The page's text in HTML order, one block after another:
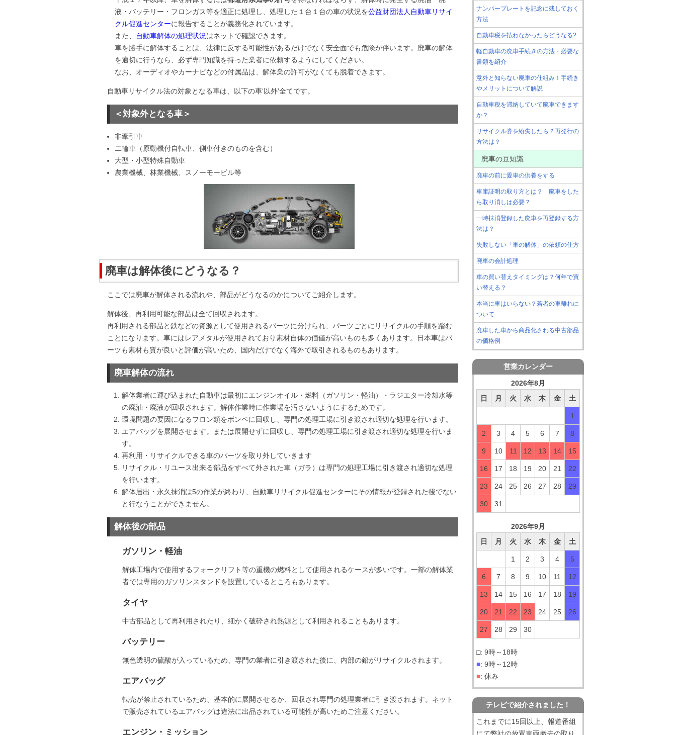
液・バッテリー・フロンガス等を適正に処理し、処理した１台１台の車の状況を公益財団法人自動車リサイ
クル促進センターに報告することが義務化されています。
また、
自動車解体の処理状況はネットで確認できます。
車を勝手に解体することは、法律に反する可能性があるだけでなく安全面でも危険が伴います。廃車の解体
を適切に行うなら、必ず専門知識を持った業者に依頼するようにしてください。
なお、オーディオやカーナビなどの付属品は、解体業の許可がなくても脱着できます。
自動車リサイクル法の対象となる車は、以下の車‘以外’全てです。
＜対象外となる車＞
非牽引車
二輪車（原動機付自転車、側車付きのものを含む）
大型・小型特殊自動車
農業機械、林業機械、スノーモービル等
廃車は解体後にどうなる？
ここでは廃車が解体される流れや、部品がどうなるのかについてご紹介します。
解体後、再利用可能な部品は全て回収されます。
再利用される部品と鉄などの資源として使用されるパーツに分けられ、パーツごとにリサイクルの手順を踏む
ことになります。車にはレアメタルが使用されており素材自体の価値が高いものも多くあります。日本車はパ
ーツも素材も質が良いと評価が高いため、国内だけでなく海外で取引されるものもあります。
廃車解体の流れ
解体業者に運び込まれた自動車は最初にエンジンオイル・燃料（ガソリン・軽油）・ラジエター冷却水等
の廃油・廃液が回収されます。解体作業時に作業場を汚さないようにするためです。
環境問題の要因になるフロン類をボンベに回収し、専門の処理工場に引き渡され適切な処理を行います。
エアバッグを展開させます。または展開せずに回収し、専門の処理工場に引き渡され適切な処理を行いま
す。
再利用・リサイクルできる車のパーツを取り外していきます
リサイクル・リユース出来る部品をすべて外された車（ガラ）は専門の処理工場に引き渡され適切な処理
を行います。
解体届出・永久抹消は5の作業が終わり、自動車リサイクル促進センターにその情報が登録された後でない
と行なうことができません。
解体後の部品
ガソリン・軽油
解体工場内で使用するフォークリフト等の重機の燃料として使用されるケースが多いです。一部の解体業
者では専用のガソリンスタンドを設置しているところもあります。
タイヤ
中古部品として再利用されたり、細かく破砕され熱源として利用されることもあります。
バッテリー
無色透明の硫酸が入っているため、専門の業者に引き渡された後に、内部の鉛がリサイクルされます。
エアバッグ
転売が禁止されているため、基本的に展開させるか、回収され専門の処理業者に引き渡されます。ネット
で販売されているエアバッグは違法に出品されている可能性が高いためご注意ください。
エンジン・ミッション
ナンバープレートを記念に残しておく
方法
自動車税を払わなかったらどうなる?
軽自動車の廃車手続きの方法・必要な
書類を紹介
意外と知らない廃車の仕組み！手続き
やメリットについて解説
自動車税を滞納していて廃車できます
か？
リサイクル券を紛失したら？再発行の
方法は？
廃車の豆知識
廃車の前に愛車の供養をする
車庫証明の取り方とは？ 廃車をした
ら取り消しは必要？
一時抹消登録した廃車を再登録する方
法は？
失敗しない「車の解体」の依頼の仕方
廃車の会計処理
車の買い替えタイミングは？何年で買
い替える？
本当に車はいらない？若者の車離れに
ついて
廃車した車から商品化される中古部品
の価格例
営業カレンダー
2026年8月
日
月 火 水 木 金 土
1
2 3 4 5 6 7 8
9 10 11 12 13 14 15
16 17 18 19 20 21 22
23 24 25 26 27 28 29
30 31
2026年9月
日
月 火 水 木 金 土
1 2 3 4 5
6 7 8 9 10 11 12
13 14 15 16 17 18 19
20 21 22 23 24 25 26
27 28 29 30
□: 9時～18時
■: 9時～12時
■: 休み
テレビで紹介されました！
これまでに15回以上、報道番組